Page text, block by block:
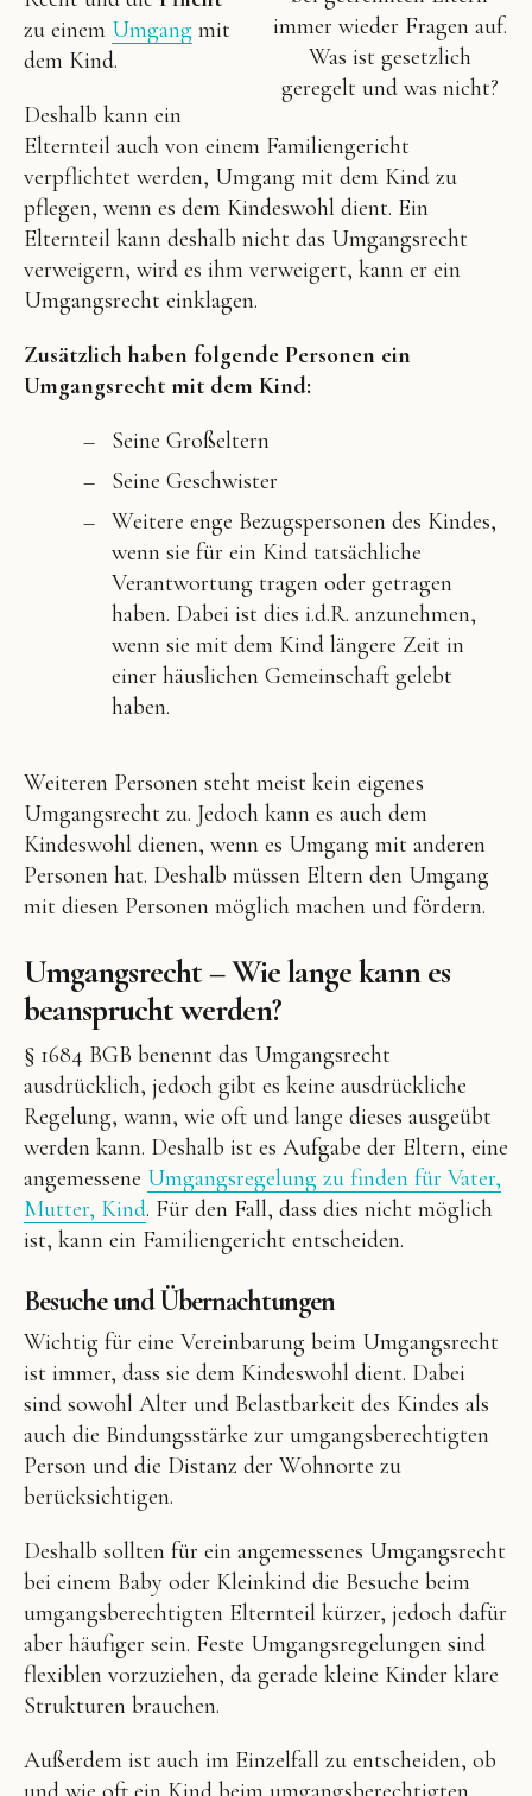
immer wieder Fragen auf.
Was ist gesetzlich
geregelt und was nicht?
zu einem Umgang mit
dem Kind.
Deshalb kann ein
Elternteil auch von einem Familiengericht
verpflichtet werden, Umgang mit dem Kind zu
pflegen, wenn es dem Kindeswohl dient. Ein
Elternteil kann deshalb nicht das Umgangsrecht
verweigern, wird es ihm verweigert, kann er ein
Umgangsrecht einklagen.
Zusätzlich haben folgende Personen ein
Umgangsrecht mit dem Kind:
Seine Großeltern
Seine Geschwister
Weitere enge Bezugspersonen des Kindes,
wenn sie für ein Kind tatsächliche
Verantwortung tragen oder getragen
haben. Dabei ist dies i.d.R. anzunehmen,
wenn sie mit dem Kind längere Zeit in
einer häuslichen Gemeinschaft gelebt
haben.
Weiteren Personen steht meist kein eigenes
Umgangsrecht zu. Jedoch kann es auch dem
Kindeswohl dienen, wenn es Umgang mit anderen
Personen hat. Deshalb müssen Eltern den Umgang
mit diesen Personen möglich machen und fördern.
Umgangsrecht – Wie lange kann es
beansprucht werden?
§ 1684 BGB benennt das Umgangsrecht
ausdrücklich, jedoch gibt es keine ausdrückliche
Regelung, wann, wie oft und lange dieses ausgeübt
werden kann. Deshalb ist es Aufgabe der Eltern, eine
angemessene Umgangsregelung zu finden für Vater,
Mutter, Kind. Für den Fall, dass dies nicht möglich
ist, kann ein Familiengericht entscheiden.
Besuche und Übernachtungen
Wichtig für eine Vereinbarung beim Umgangsrecht
ist immer, dass sie dem Kindeswohl dient. Dabei
sind sowohl Alter und Belastbarkeit des Kindes als
auch die Bindungsstärke zur umgangsberechtigten
Person und die Distanz der Wohnorte zu
berücksichtigen.
Deshalb sollten für ein angemessenes Umgangsrecht
bei einem Baby oder Kleinkind die Besuche beim
umgangsberechtigten Elternteil kürzer, jedoch dafür
aber häufiger sein. Feste Umgangsregelungen sind
flexiblen vorzuziehen, da gerade kleine Kinder klare
Strukturen brauchen.
Außerdem ist auch im Einzelfall zu entscheiden, ob